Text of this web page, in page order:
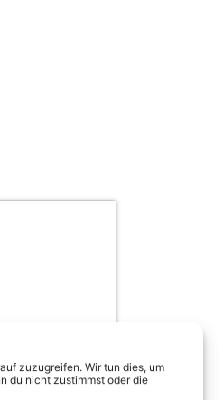
zuzugreifen. Wir tun dies, um
du nicht zustimmst oder die
Julian